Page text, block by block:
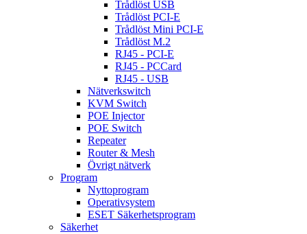
Trådlöst USB
Trådlöst PCI-E
Trådlöst Mini PCI-E
Trådlöst M.2
RJ45 - PCI-E
RJ45 - PCCard
RJ45 - USB
Nätverkswitch
KVM Switch
POE Injector
POE Switch
Repeater
Router & Mesh
Övrigt nätverk
Program
Nyttoprogram
Operativsystem
ESET Säkerhetsprogram
Säkerhet